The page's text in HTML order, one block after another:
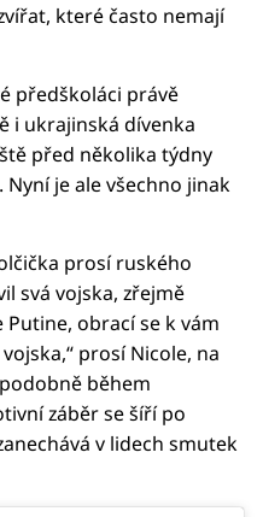
které často nemají
předškoláci právě
i ukrajinská dívenka
před několika týdny
je ale všechno jinak
prosí ruského
svá vojska, zřejmě
obrací se k vám
prosí Nicole, na
během
záběr se šíří po
v lidech smutek